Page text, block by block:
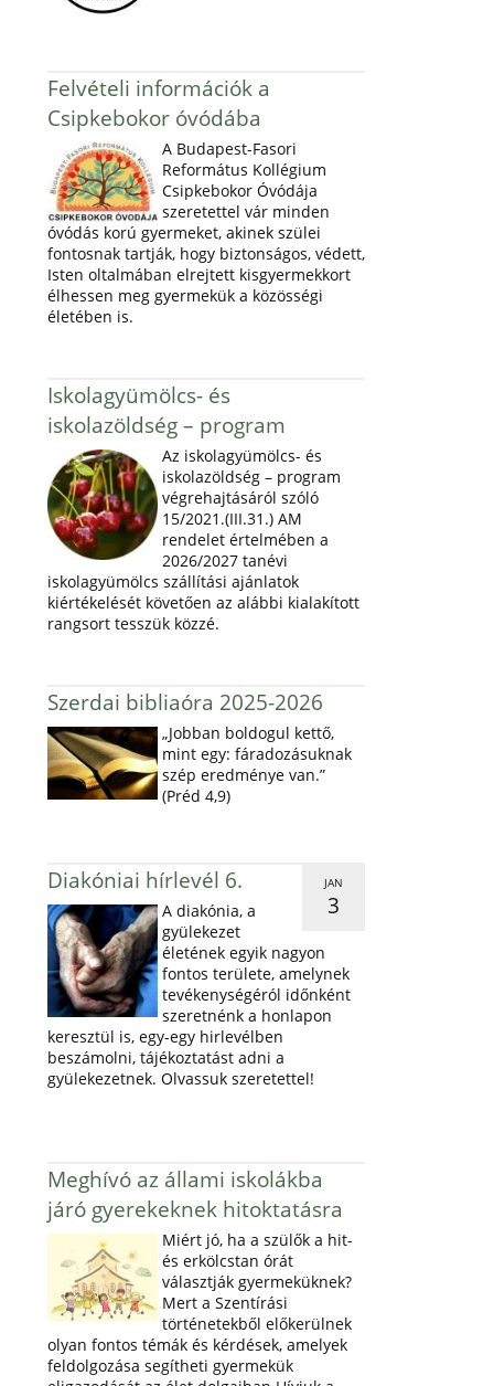
Felvételi információk a
Csipkebokor óvódába
A Budapest-Fasori
Református Kollégium
Csipkebokor Óvódája
szeretettel vár minden
óvódás korú gyermeket, akinek szülei
fontosnak tartják, hogy biztonságos, védett,
Isten oltalmában elrejtett kisgyermekkort
élhessen meg gyermekük a közösségi
életében is.
Iskolagyümölcs- és
iskolazöldség – program
Az iskolagyümölcs- és
iskolazöldség – program
végrehajtásáról szóló
15/2021.(III.31.) AM
rendelet értelmében a
2026/2027 tanévi
iskolagyümölcs szállítási ajánlatok
kiértékelését követően az alábbi kialakított
rangsort tesszük közzé.
Szerdai bibliaóra 2025-2026
„Jobban boldogul kettő,
mint egy: fáradozásuknak
szép eredménye van.”
(Préd 4,9)
JAN
3
Diakóniai hírlevél 6.
A diakónia, a
gyülekezet
életének egyik nagyon
fontos területe, amelynek
tevékenységéról időnként
szeretnénk a honlapon
keresztül is, egy-egy hirlevélben
beszámolni, tájékoztatást adni a
gyülekezetnek. Olvassuk szeretettel!
Meghívó az állami iskolákba
járó gyerekeknek hitoktatásra
Miért jó, ha a szülők a hit-
és erkölcstan órát
választják gyermeküknek?
Mert a Szentírási
történetekből előkerülnek
olyan fontos témák és kérdések, amelyek
feldolgozása segítheti gyermekük